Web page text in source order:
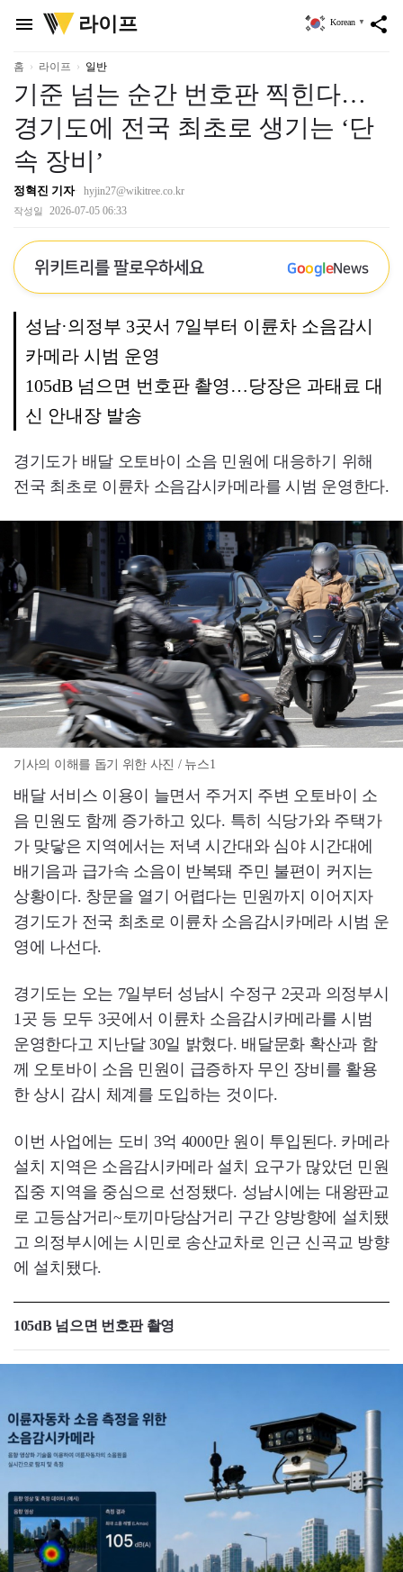
menu
위
키
리
라이프 share
Korean ▼
홈 라이프 일반
기준 넘는 순간 번호판 찍힌다…
경기도에 전국 최초로 생기는 ‘단
속 장비’
정혁진 기자 hyjin27@wikitree.co.kr
작성일 2026-07-05 06:33
위키트리를 팔로우하세요 GoogleNews
성남·의정부 3곳서 7일부터 이륜차 소음감시
카메라 시범 운영
105dB 넘으면 번호판 촬영…당장은 과태료 대
신 안내장 발송
경기도가 배달 오토바이 소음 민원에 대응하기 위해
전국 최초로 이륜차 소음감시카메라를 시범 운영한다.
기사의 이해를 돕기 위한 사진 / 뉴스1
배달 서비스 이용이 늘면서 주거지 주변 오토바이 소
음 민원도 함께 증가하고 있다. 특히 식당가와 주택가
가 맞닿은 지역에서는 저녁 시간대와 심야 시간대에
배기음과 급가속 소음이 반복돼 주민 불편이 커지는
상황이다. 창문을 열기 어렵다는 민원까지 이어지자
경기도가 전국 최초로 이륜차 소음감시카메라 시범 운
영에 나선다.
경기도는 오는 7일부터 성남시 수정구 2곳과 의정부시
1곳 등 모두 3곳에서 이륜차 소음감시카메라를 시범
운영한다고 지난달 30일 밝혔다. 배달문화 확산과 함
께 오토바이 소음 민원이 급증하자 무인 장비를 활용
한 상시 감시 체계를 도입하는 것이다.
이번 사업에는 도비 3억 4000만 원이 투입된다. 카메라
설치 지역은 소음감시카메라 설치 요구가 많았던 민원
집중 지역을 중심으로 선정됐다. 성남시에는 대왕판교
로 고등삼거리~토끼마당삼거리 구간 양방향에 설치됐
고 의정부시에는 시민로 송산교차로 인근 신곡교 방향
에 설치됐다.
105dB 넘으면 번호판 촬영